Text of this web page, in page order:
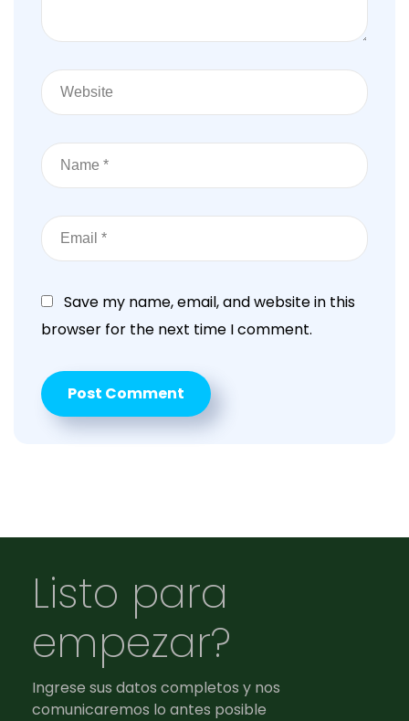
Save my name, email, and website in this
browser for the next time I comment.
Listo para
empezar?
Ingrese sus datos completos y nos
comunicaremos lo antes posible